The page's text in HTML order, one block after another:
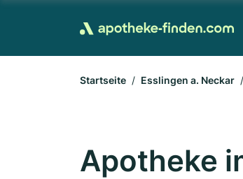
Startseite Esslingen a. Neckar
Apotheke